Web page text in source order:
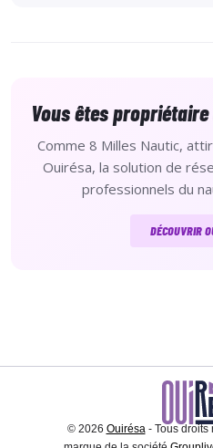
Vous êtes
Comme 8 Milles Nautic,
Ouirésa, la solution de
professionnels du
DÉCOUVRIR
© 2026 Ouirésa- Tous droits